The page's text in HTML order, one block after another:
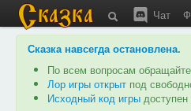
Чат
Сказка навсегда остановлена.
По всем вопросам
Лор игры открыт под
Исходный код игры